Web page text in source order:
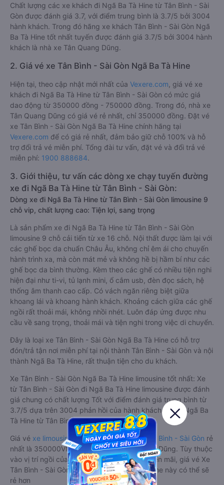
Chất lượng các xe khách đi Ngã Ba Tà Hine từ Tân Bình - Sài
Gòn được đánh giá 3.7, với điểm trung bình là 3.7/5 bởi 3004
hành khách. Trong đó hãng xe khách Tân Bình - Sài Gòn Ngã
Ba Tà Hine tốt nhất tuyến được đánh giá 3.7/5 bởi 3004 hành
khách là nhà xe Tân Quang Dũng.
2. Giá vé xe Tân Bình - Sài Gòn Ngã Ba Tà Hine
Hiện tại, theo cập nhật mới nhất của Vexere.com , giá vé xe
khách đi Ngã Ba Tà Hine từ Tân Bình - Sài Gòn có mức giá
dao động từ 350000 đồng - 750000 đồng. Trong đó, nhà xe
Tân Quang Dũng có giá vé rẻ nhất, chỉ 350000 đồng. Đặt vé
xe Tân Bình - Sài Gòn Ngã Ba Tà Hine chính hãng tại
Vexere.com để có giá rẻ nhất, đảm bảo giữ chỗ 100% và hỗ
trợ đổi trả vé miễn phí. Tổng đài tư vấn, đặt vé và đổi trả vé
miễn phí: 1900 888684.
3. Giới thiệu, tư vấn các dòng xe chạy tuyến đường
xe đi Ngã Ba Tà Hine từ Tân Bình - Sài Gòn:
Dòng xe đi Ngã Ba Tà Hine từ Tân Bình - Sài Gòn limousine 9
chỗ vip, chất lượng cao: Tiện lợi, sang trọng
Là sản phẩm xe đi Ngã Ba Tà Hine từ Tân Bình - Sài Gòn
limousine 9 chỗ cải tiến từ xe 16 chỗ. Nội thất được làm lại với
các ghế bọc da chuẩn Châu Âu, không chỉ êm ái cho chuyến
hành trình xa, mà còn mát mẻ và không hề bị hầm bí như các
ghế bọc da bình thường. Kèm theo các ghế có nhiều tiện nghi
hiện đại như ti-vi, tủ lạnh mini, ổ cắm usb, đèn đọc sách, hệ
thống âm thanh cao cấp. Có vách ngăn riêng biệt giữa
khoang lái và khoang hành khách. Khoảng cách giữa các ghế
ngồi rất thoải mái, không nhồi nhét. Luôn đáp ứng được nhu
cầu về sang trọng, thoải mái và tiện nghi trong việc di chuyển.
Đây là loại xe Tân Bình - Sài Gòn Ngã Ba Tà Hine có hỗ trợ
đón/trả tận nơi miễn phí tại nội thành Tân Bình - Sài Gòn và nội
thành Ngã Ba Tà Hine, rất thuận tiện cho du khách.
Xe Tân Bình - Sài Gòn Ngã Ba Tà Hine limousine tốt nhất: Xe
từ Tân Bình - Sài Gòn đi Ngã Ba Tà Hine limousine được đánh
giá chung có chất lượng Tốt với điểm đánh giá trung bình từ
3.7/5 dựa trên 3004 phản hồi của hành khách Xe về Ngã Ba
Tà Hine từ Tân Bình - Sài Gòn.
Giá vé xe limousine đi Ngã Ba Tà Hine từ Tân Bình - Sài Gòn rẻ
nhất là 350000VND của hãng xe Tân Quang Dũng. Tùy thuộc
vào vị trí ngồi của bạn và chương trình khuyến mãi, giá vé Xe
Tân Bình - Sài Gòn đi Ngã Ba Tà Hine limousine này có thể sẽ
rẻ hơn